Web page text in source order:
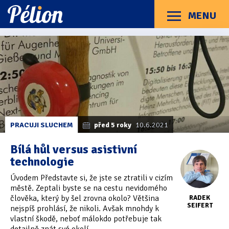
Přejít
na
štítky
Přejít
na
kategorie
Přejít
na
obsah
MENU
Menu
Články
Příručky O Pélionu Kontakt
Kategorie článků
Dotazníky (3)
Hardware
Braillské řádky (31)
Lupy(8)
Mobilní zařízení
Počítače a notebooky (66)
Zápisníky(7)
Články
z
kategorie
Mobilita
PRACUJI SLUCHEM před 5 roky 10.6.2021
RADEK
SEIFERT
Bílá hůl versus asistivní
technologie
Úvodem Představte si, že jste se ztratili v cizím
městě. Zeptali byste se na cestu nevidomého
člověka, který by šel zrovna okolo? Většina
nejspíš prohlásí, že nikoli. Avšak mnohdy k
vlastní škodě, neboť málokdo potřebuje tak